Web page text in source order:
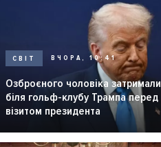
СВІТ ВЧОРА, 10:41
Озброєного чоловіка затримали
біля гольф-клубу Трампа перед
візитом президента